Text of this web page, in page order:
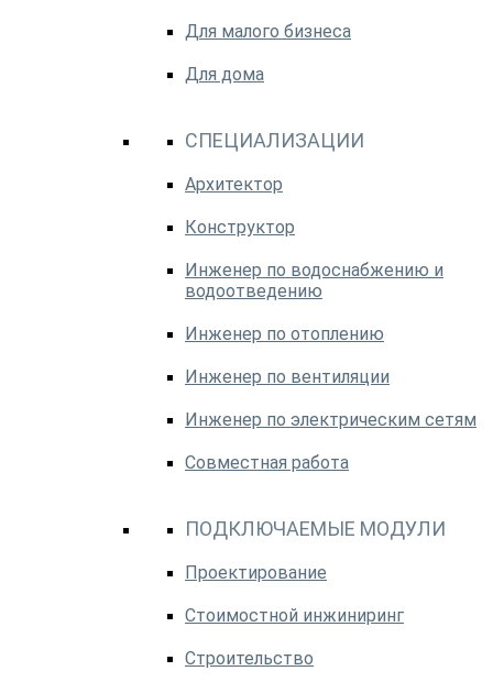
Для малого бизнеса
Для дома
СПЕЦИАЛИЗАЦИИ
Архитектор
Конструктор
Инженер по водоснабжению и
водоотведению
Инженер по отоплению
Инженер по вентиляции
Инженер по электрическим сетям
Совместная работа
ПОДКЛЮЧАЕМЫЕ МОДУЛИ
Проектирование
Стоимостной инжиниринг
Строительство